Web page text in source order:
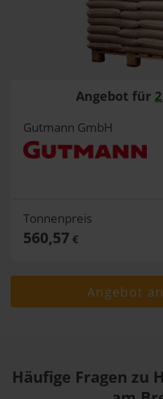
Angebot für
Gutmann GmbH
Tonnenpreis
560,57 €
Angebot
Häufige Fragen zu